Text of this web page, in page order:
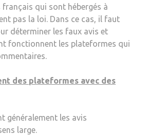
qui sont hébergés à
pas la loi. Dans ce cas, il faut
déterminer les faux avis et
fonctionnent les plateformes qui
des plateformes avec des
généralement les avis
large.